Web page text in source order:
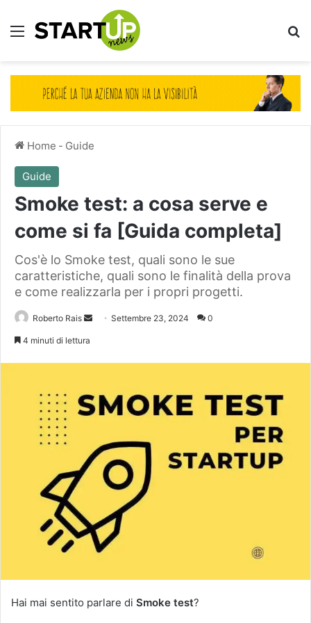
Menu
Home - Guide
Guide
Smoke test: a cosa serve e
come si fa [Guida completa]
Cos'è lo Smoke test, quali sono le sue
caratteristiche, quali sono le finalità della prova
e come realizzarla per i propri progetti.
Roberto Rais
Invia Settembre 23, 2024 0
4 minuti di lettura
Hai mai sentito parlare di Smoke test?